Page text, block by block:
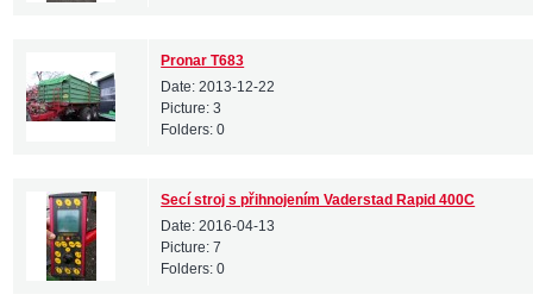
Pronar T683
Date:2013-12-22
Picture:3
Folders:0
Secí stroj s přihnojením Vaderstad Rapid 400C
Date:2016-04-13
Picture:7
Folders:0